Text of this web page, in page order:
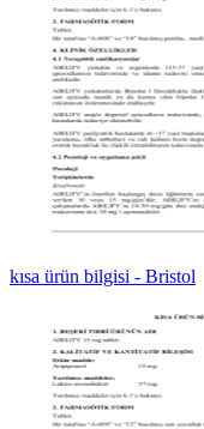
kısa ürün bilgisi - Bristol